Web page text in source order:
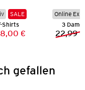
SALE
Shirts
Preis:
Preis:
€
Online
3
22,99 €
gefallen